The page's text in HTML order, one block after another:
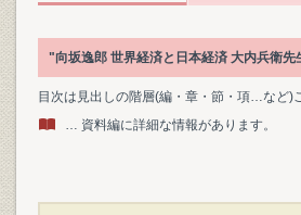
"向坂逸郎 世界経済と日本経済 大内兵衛
目次は見出しの階層(編・章・節・項…など)
… 資料編に詳細な情報があります。